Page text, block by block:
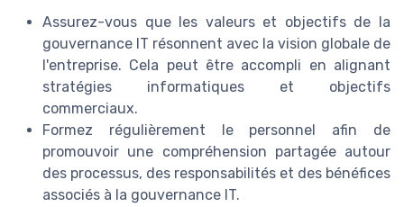
Assurez-vous que les valeurs et objectifs de la
gouvernance IT résonnent avec la vision globale de
l'entreprise. Cela peut être accompli en alignant
stratégies informatiques et objectifs
commerciaux.
Formez régulièrement le personnel afin de
promouvoir une compréhension partagée autour
des processus, des responsabilités et des bénéfices
associés à la gouvernance IT.